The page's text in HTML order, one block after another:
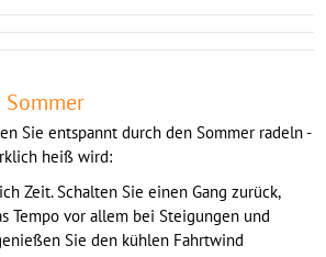
Sie entspannt durch den Sommer radeln -
heiß wird:
Zeit. Schalten Sie einen Gang zurück,
Tempo vor allem bei Steigungen und
Sie den kühlen Fahrtwind